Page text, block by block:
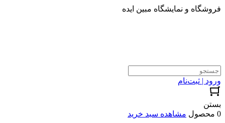
فروشگاه و نمایشگاه مبین ایده
ورود | ثبت‌نام
بستن
0 محصول
مشاهده سبد خرید